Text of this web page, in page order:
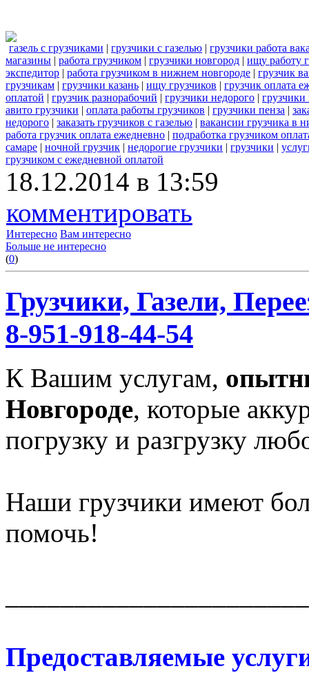
газель с грузчиками | грузчики с газелью | грузчики работа
магазины | работа грузчиком | грузчики новгород | ищу работу
экспедитор | работа грузчиком в нижнем новгороде | грузчик
грузчикам | грузчики казань | ищу грузчиков | грузчик оплата
оплатой | грузчик разнорабочий | грузчики недорого | грузчики
авито грузчики | оплата работы грузчиков | грузчики пенза |
недорого | заказать грузчиков с газелью | вакансии грузчика в
работа грузчик оплата ежедневно | подработка грузчиком
самаре | ночной грузчик | недорогие грузчики | грузчики |
грузчиком с ежедневной оплатой
18.12.2014 в 13:59
комментировать
Интересно Вам интересно
Больше не интересно
(0)
Грузчики, Газели,
8-951-918-44-54
К Вашим услугам,
Новгороде, которые
погрузку и разгрузку
Наши грузчики имеют
помочь!
Предоставляемые